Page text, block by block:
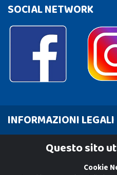
SOCIAL NETWORK
INFORMAZIONI LEGALI
Cookie PolicyQuesto sito
Cookie